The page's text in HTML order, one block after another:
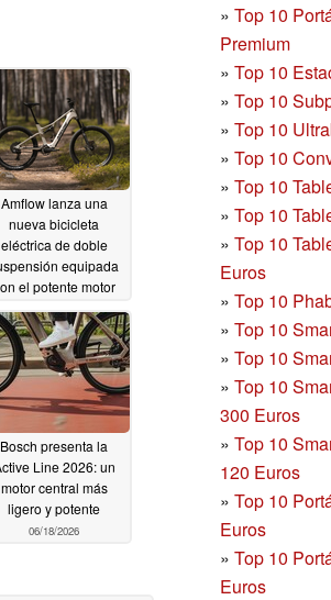
» Top 10
Premium
» Top 10
» Top 10
» Top 10
» Top 10
» Top 10
» Top 10
» Top 10
Euros
» Top 10
» Top 10
» Top 10
» Top 10
300 Euros
» Top 10
120 Euros
» Top 10
Euros
» Top 10
Euros
Amflow lanza una
nueva bicicleta
eléctrica de doble
equipada
el potente motor
06/25/2026
Bosch presenta la
Line 2026: un
motor central más
ligero y potente
06/18/2026